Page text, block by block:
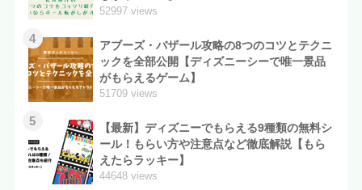
52997 views
4
アブーズ・バザール攻略の8つのコツとテクニ
ックを全部公開【ディズニーシーで唯一景品
がもらえるゲーム】
51709 views
5
【最新】ディズニーでもらえる9種類の無料シ
ール！もらい方や注意点など徹底解説【もら
えたらラッキー】
44648 views